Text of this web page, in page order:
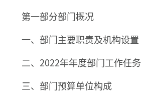
第一部分部门概况
一、部门主要职责及机构设置
二、2022年年度部门工作任务
三、部门预算单位构成